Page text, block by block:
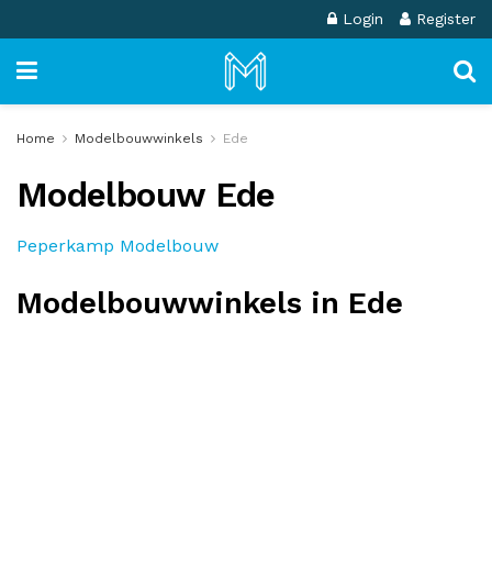
Login Register
Home Modelbouwwinkels Ede
Modelbouw Ede
Peperkamp Modelbouw
Modelbouwwinkels in Ede